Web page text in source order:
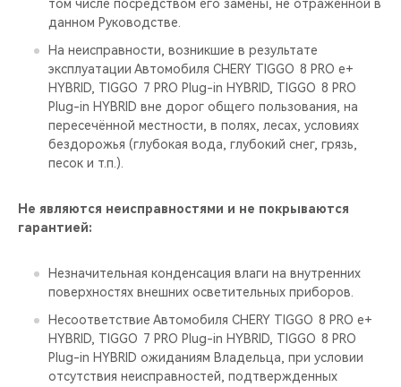
том числе посредством его замены, не отраженной в
данном Руководстве.
На неисправности, возникшие в результате
эксплуатации Автомобиля CHERY TIGGO 8 PRO е+
HYBRID, TIGGO 7 PRO Plug-in HYBRID, TIGGO 8 PRO
Plug-in HYBRID вне дорог общего пользования, на
пересечённой местности, в полях, лесах, условиях
бездорожья (глубокая вода, глубокий снег, грязь,
песок и т.п.).
Не являются неисправностями и не покрываются
гарантией:
Незначительная конденсация влаги на внутренних
поверхностях внешних осветительных приборов.
Несоответствие Автомобиля CHERY TIGGO 8 PRO е+
HYBRID, TIGGO 7 PRO Plug-in HYBRID, TIGGO 8 PRO
Plug-in HYBRID ожиданиям Владельца, при условии
отсутствия неисправностей, подтвержденных